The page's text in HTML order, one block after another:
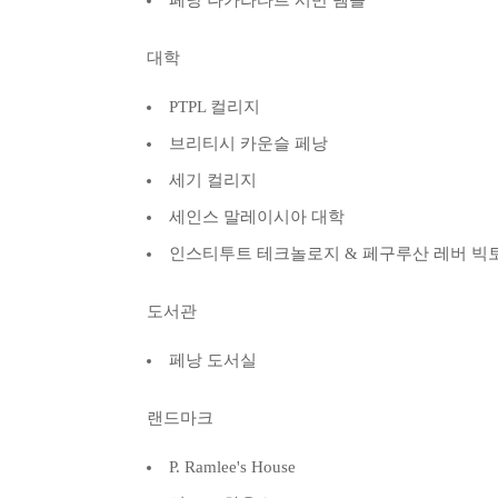
대학
PTPL 컬리지
브리티시 카운슬 페낭
세기 컬리지
세인스 말레이시아 대학
인스티투트 테크놀로지 & 페구루산 레버 빅
도서관
페낭 도서실
랜드마크
P. Ramlee's House